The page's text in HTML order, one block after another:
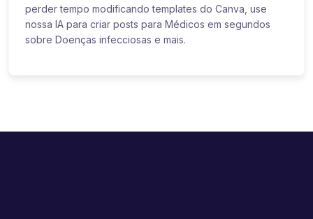
perder tempo modificando templates do Canva, use
nossa IA para criar posts para Médicos em segundos
sobre Doenças infecciosas e mais.